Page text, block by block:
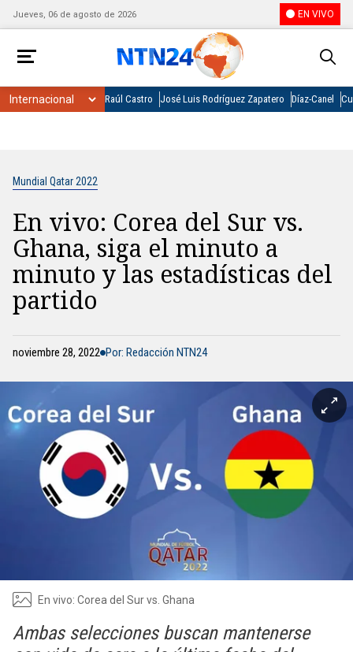
Jueves, 06 de agosto de 2026 EN VIVO
Raúl Castro José Luis Rodríguez Zapatero Díaz-Canel
Mundial Qatar 2022
En vivo: Corea del Sur vs.
Ghana, siga el minuto a
minuto y las estadísticas del
partido
noviembre 28, 2022 Por: Redacción NTN24
En vivo: Corea del Sur vs. Ghana
Ambas selecciones buscan mantenerse